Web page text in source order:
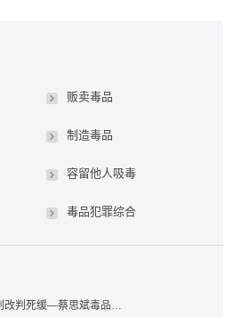
贩卖毒品
制造毒品
容留他人吸毒
毒品犯罪综合
六百公斤运毒案主犯死刑改判死缓—蔡思斌毒品犯罪辩护成功案例